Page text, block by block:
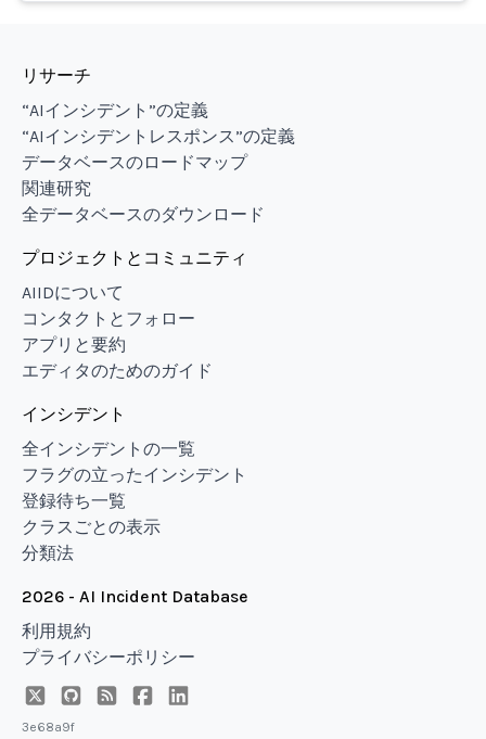
リサーチ
“AIインシデント”の定義
“AIインシデントレスポンス”の定義
データベースのロードマップ
関連研究
全データベースのダウンロード
プロジェクトとコミュニティ
AIIDについて
コンタクトとフォロー
アプリと要約
エディタのためのガイド
インシデント
全インシデントの一覧
フラグの立ったインシデント
登録待ち一覧
クラスごとの表示
分類法
2026 - AI Incident Database
利用規約
プライバシーポリシー
3e68a9f